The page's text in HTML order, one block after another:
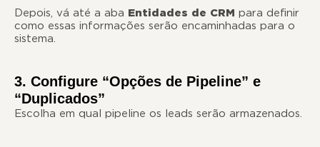
Depois, vá até a aba Entidades de CRM para definir
como essas informações serão encaminhadas para o
sistema.
3. Configure “Opções de Pipeline” e
“Duplicados”
Escolha em qual pipeline os leads serão armazenados.